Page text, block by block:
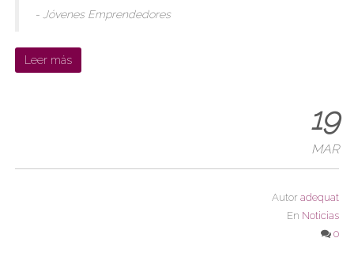
- Jóvenes Emprendedores
Leer más
19
MAR
Autor adequat
En Noticias
0